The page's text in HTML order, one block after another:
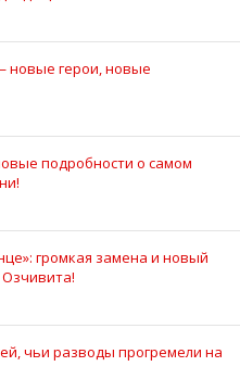
новые герои, новые
подробности о самом
громкая замена и новый
чьи разводы прогремели на